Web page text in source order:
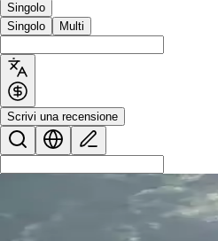
Singolo
Singolo
Multi
Scrivi una recensione